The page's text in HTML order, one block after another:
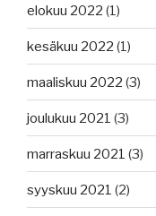
elokuu 2022 (1)
kesäkuu 2022 (1)
maaliskuu 2022 (3)
joulukuu 2021 (3)
marraskuu 2021 (3)
syyskuu 2021 (2)